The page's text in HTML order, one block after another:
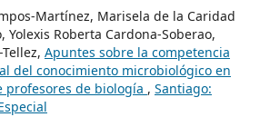
Martínez, Marisela de la Caridad
Yolexis Roberta Cardona-Soberao,
Apuntes sobre la competencia
del conocimiento microbiológico en
profesores de biología , Santiago: